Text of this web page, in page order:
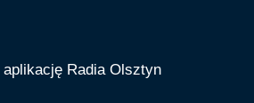
aplikację Radia Olsztyn